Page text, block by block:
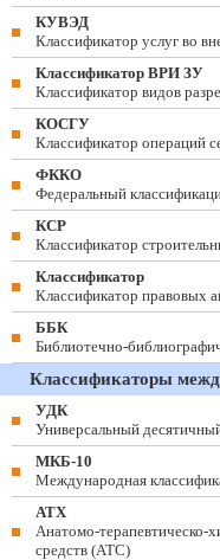
КУВЭД
Классификатор услуг во
Классификатор ВРИ ЗУ
Классификатор видов
КОСГУ
Классификатор операций
ФККО
Федеральный
КСР
Классификатор
Классификатор
Классификатор правовых
ББК
Библиотечно-
Классификаторы
УДК
Универсальный
МКБ-10
Международная
АТХ
Анатомо-терапевтическо-
средств (ATC)